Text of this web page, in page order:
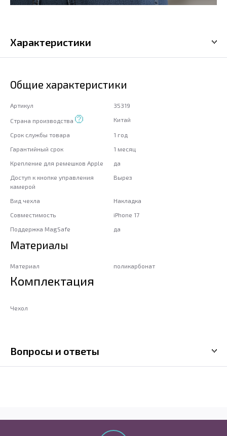
Характеристики
Общие характеристики
Артикул 35319
Страна производства Китай
Срок службы товара
1 год
Гарантийный срок
1 месяц
Крепление для ремешков Apple
да
Доступ к кнопке управления
камерой
Вырез
Вид чехла
Накладка
Совместимость
iPhone 17
Поддержка MagSafe
да
Материалы
Материал поликарбонат
Комплектация
Чехол
Вопросы и ответы